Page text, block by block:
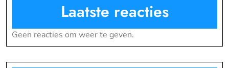
Laatste reacties
Geen reacties om weer te geven.